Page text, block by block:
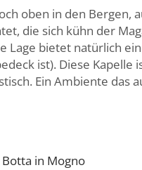
oben in den Bergen,
die sich kühn der
Lage bietet natürlich
ist). Diese
Ein Ambiente das
in Mogno